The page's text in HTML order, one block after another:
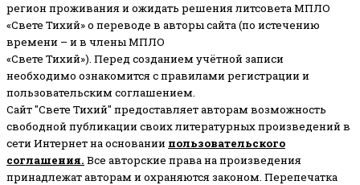
регион проживания и ожидать решения литсовета МПЛО
«Свете Тихий» о переводе в авторы сайта (по истечению
времени – и в члены МПЛО
«Свете Тихий»). Перед созданием учётной записи
необходимо ознакомится с правилами регистрации и
пользовательским соглашением.
Сайт "Свете Тихий" предоставляет авторам возможность
свободной публикации своих литературных произведений в
сети Интернет на основании пользовательского
соглашения. Все авторские права на произведения
принадлежат авторам и охраняются законом. Перепечатка